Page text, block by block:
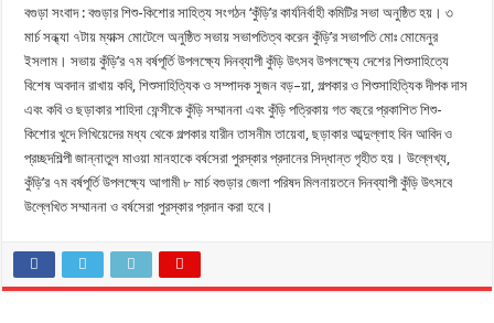
বগুড়ায় মর্মান্তিক বাস দুর্ঘটনায় জামায়াতের শোক প্রকাশ
রেটিনা একাডেমিক কোচিং বগুড়া শাখার ২য় ক্যাম্পাসের উদ্বোধন
বগুড়া সংবাদ : বগুড়ার শিশু-কিশোর সাহিত্য সংগঠন ‘কুঁড়ি’র কার্যনির্বাহী কমিটির সভা অনুষ্ঠিত হয়। ৩
মার্চ সন্ধ্যা ৭টায় ম্যাক্স মোটেলে অনুষ্ঠিত সভায় সভাপতিত্ব করেন কুঁড়ি’র সভাপতি মোঃ মোমেনুর
ইসলাম। সভায় কুঁড়ি’র ৭ম বর্ষপূর্তি উপলক্ষ্যে দিনব্যাপী কুঁড়ি উৎসব উপলক্ষ্যে দেশের শিশুসাহিত্যে
বিশেষ অবদান রাখায় কবি, শিশুসাহিত্যিক ও সম্পাদক সুজন বড়–য়া, গল্পকার ও শিশুসাহিত্যিক দীপক দাস
এবং কবি ও ছড়াকার শাহিদা ফেন্সীকে কুঁড়ি সম্মাননা এবং কুঁড়ি পত্রিকায় গত বছরে প্রকাশিত শিশু-
কিশোর খুদে লিখিয়েদের মধ্য থেকে গল্পকার যারীন তাসনীম তায়েবা, ছড়াকার আব্দুল্লাহ বিন আবিদ ও
প্রচ্ছদশিল্পী জান্নাতুল মাওয়া মানহাকে বর্ষসেরা পুরস্কার প্রদানের সিদ্ধান্ত গৃহীত হয়। উল্লেখ্য,
কুঁড়ি’র ৭ম বর্ষপূর্তি উপলক্ষ্যে আগামী ৮ মার্চ বগুড়ার জেলা পরিষদ মিলনায়তনে দিনব্যাপী কুঁড়ি উৎসবে
উল্লেখিত সম্মাননা ও বর্ষসেরা পুরস্কার প্রদান করা হবে।